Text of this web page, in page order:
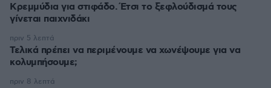
Κρεμμύδια για στιφάδο. Έτσι το ξεφλούδισμά τους
γίνεται παιχνιδάκι
Τελικά πρέπει να περιμένουμε να χωνέψουμε για να
κολυμπήσουμε;
πριν 5 λεπτά
πριν 8 λεπτά